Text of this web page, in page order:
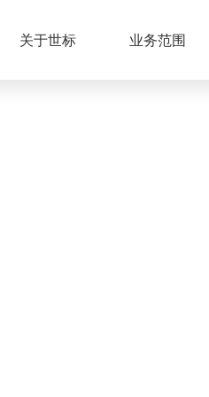
关于世标 业务范围